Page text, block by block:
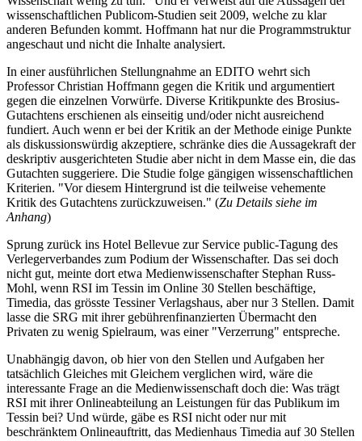
wissenschaftlichen Publicom-Studien seit 2009, welche zu klar
anderen Befunden kommt. Hoffmann hat nur die Programmstruktur
angeschaut und nicht die Inhalte analysiert.
In einer ausführlichen Stellungnahme an EDITO wehrt sich
Professor Christian Hoffmann gegen die Kritik und argumentiert
gegen die einzelnen Vorwürfe. Diverse Kritikpunkte des Brosius-
Gutachtens erschienen als einseitig und/oder nicht ausreichend
fundiert. Auch wenn er bei der Kritik an der Methode einige Punkte
als diskussionswürdig akzeptiere, schränke dies die Aussagekraft der
deskriptiv ausgerichteten Studie aber nicht in dem Masse ein, die das
Gutachten suggeriere. Die Studie folge gängigen wissenschaftlichen
Kriterien. "Vor diesem Hintergrund ist die teilweise vehemente
Kritik des Gutachtens zurückzuweisen." (Zu Details siehe im
Anhang)
Sprung zurück ins Hotel Bellevue zur Service public-Tagung des
Verlegerverbandes zum Podium der Wissenschafter. Das sei doch
nicht gut, meinte dort etwa Medienwissenschafter Stephan Russ-
Mohl, wenn RSI im Tessin im Online 30 Stellen beschäftige,
Timedia, das grösste Tessiner Verlagshaus, aber nur 3 Stellen. Damit
lasse die SRG mit ihrer gebührenfinanzierten Übermacht den
Privaten zu wenig Spielraum, was einer "Verzerrung" entspreche.
Unabhängig davon, ob hier von den Stellen und Aufgaben her
tatsächlich Gleiches mit Gleichem verglichen wird, wäre die
interessante Frage an die Medienwissenschaft doch die: Was trägt
RSI mit ihrer Onlineabteilung an Leistungen für das Publikum im
Tessin bei? Und würde, gäbe es RSI nicht oder nur mit
beschränktem Onlineauftritt, das Medienhaus Timedia auf 30 Stellen